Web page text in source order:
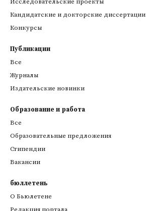
Кандидатские и докторские диссертации
Конкурсы
Публикации
Все
Журналы
Издательские новинки
Образование и работа
Все
Образовательные предложения
Стипендии
Вакансии
бюллетень
О Бьюлетене